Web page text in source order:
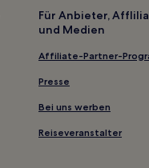
Für Anbieter,
und Medien
Affiliate-Partner-
Presse
Bei uns werben
Reiseveranstalter